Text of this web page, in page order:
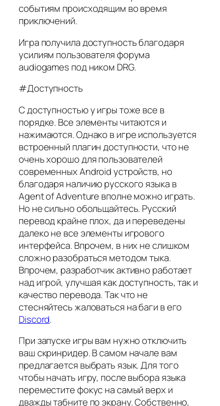
событиям происходящим во время
приключений.
Игра получила доступность благодаря
усилиям пользователя форума
audiogames под ником DRG.
#Доступность
С доступностью у игры тоже все в
порядке. Все элементы читаются и
нажимаются. Однако в игре используется
встроенный плагин доступности, что не
очень хорошо для пользователей
современных Android устройств, но
благодаря наличию русского языка в
Agent of Adventure вполне можно играть.
Но не сильно обольщайтесь. Русский
перевод крайне плох, да и переведены
далеко не все элементы игрового
интерфейса. Впрочем, в них не слишком
сложно разобраться методом тыка.
Впрочем, разработчик активно работает
над игрой, улучшая как доступность, так и
качество перевода. Так что не
стесняйтесь жаловаться на баги в его
Discord.
При запуске игры вам нужно отключить
ваш скринридер. В самом начале вам
предлагается выбрать язык. Для того
чтобы начать игру, после выбора языка
переместите фокус на самый верх и
дважды табните по экрану. Собственно,